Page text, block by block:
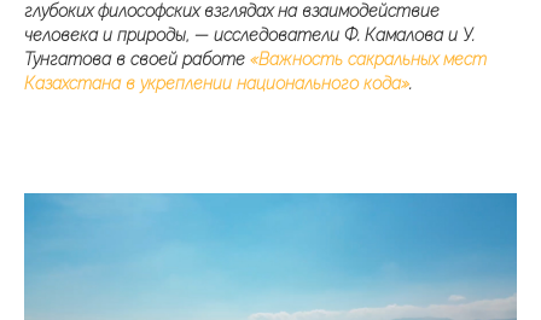
глубоких философских взглядах на взаимодействие
человека и природы, — исследователи Ф. Камалова и У.
Тунгатова в своей работе «Важность сакральных мест
Казахстана в укреплении национального кода».